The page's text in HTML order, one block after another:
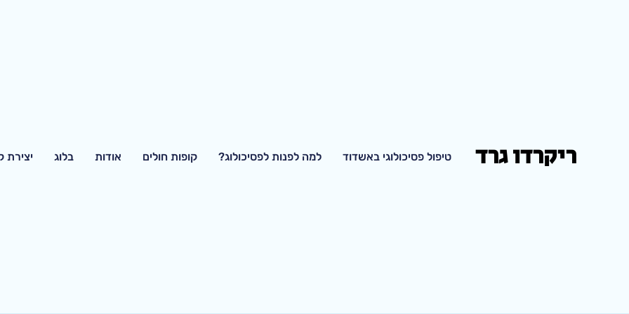
ריקרדו גרד טיפול פסיכולוגי באשדוד למה לפנות לפסיכולוג? קופות חולים אודות בלוג יצירת